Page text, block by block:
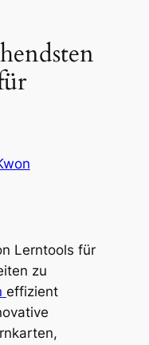
Lerntools für
zu
effizient